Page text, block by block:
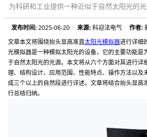
为科研和工业提供一种近似于自然太阳光的
发布时间: 2025-06-20来源: 科迎法电气作者:
文章本文将围绕抬头显高准直太阳光模拟器进行详细
光模拟器是一种模拟太阳光的设备，它的主要功能是
于自然太阳光的光源。本文将从六个方面对其进行详
理、结构设计、应用范围、性能特点、操作方法以及
成三个以上的自然段进行详述。文章将结合抬头显高
行总结归纳。